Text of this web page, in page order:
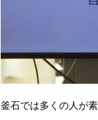
釜石では多くの人が